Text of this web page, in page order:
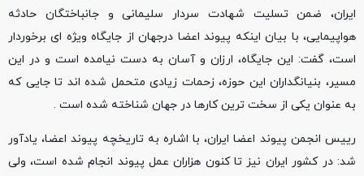
ایران، ضمن تسلیت شهادت سردار سلیمانی و جانباختگان حادثه
هواپیمایی، با بیان اینکه پیوند اعضا درجهان از جایگاه ویژه ای برخوردار
است، گفت: این جایگاه، ارزان و آسان به دست نیامده است و در این
مسیر، بنیانگداران این حوزه، زحمات زیادی متحمل شده اند تا جایی که
به عنوان یکی از سخت ترین کارها در جهان شناخته شده است .
رییس انجمن پیوند اعضا ایران، با اشاره به تاریخچه پیوند اعضا، یادآور
شد: در کشور ایران نیز تا کنون هزاران عمل پیوند انجام شده است، ولی